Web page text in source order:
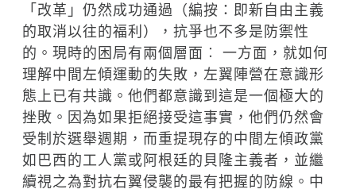
「改革」仍然成功通過（編按：即新自由主義
的取消以往的福利），抗爭也不多是防禦性
的。現時的困局有兩個層面︰ 一方面，就如何
理解中間左傾運動的失敗，左翼陣營在意識形
態上已有共識。他們都意識到這是一個極大的
挫敗。因為如果拒絕接受這事實，他們仍然會
受制於選舉週期，而重提現存的中間左傾政黨
如巴西的工人黨或阿根廷的貝隆主義者，並繼
續視之為對抗右翼侵襲的最有把握的防線。中